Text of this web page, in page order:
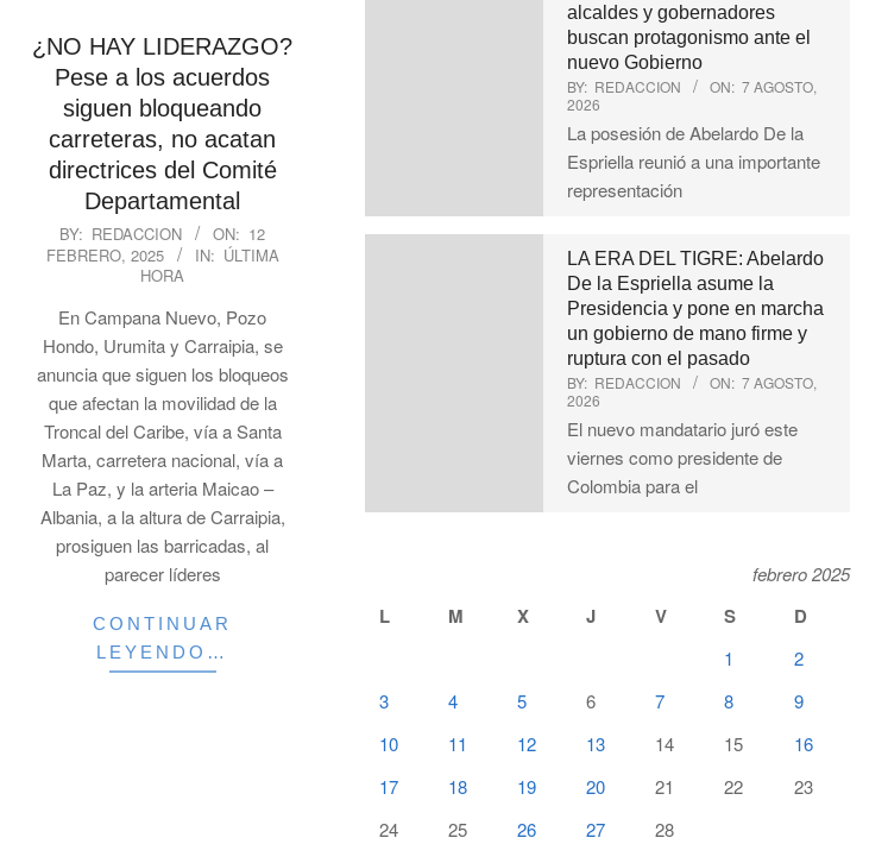
¿NO HAY LIDERAZGO?
Pese a los acuerdos
siguen bloqueando
carreteras, no acatan
directrices del Comité
Departamental
2025-
02-
BY: REDACCION ON: 12
FEBRERO, 2025
IN: ÚLTIMA
HORA
En Campana Nuevo, Pozo
Hondo, Urumita y Carraipia, se
anuncia que siguen los bloqueos
que afectan la movilidad de la
Troncal del Caribe, vía a Santa
Marta, carretera nacional, vía a
La Paz, y la arteria Maicao –
Albania, a la altura de Carraipia,
prosiguen las barricadas, al
parecer líderes
CONTINUAR
LEYENDO…
alcaldes y gobernadores
buscan protagonismo ante el
nuevo Gobierno
BY: REDACCION ON: 7 AGOSTO,
2026
La posesión de Abelardo De la
Espriella reunió a una importante
representación
LA ERA DEL TIGRE: Abelardo
De la Espriella asume la
Presidencia y pone en marcha
un gobierno de mano firme y
ruptura con el pasado
BY: REDACCION ON: 7 AGOSTO,
2026
El nuevo mandatario juró este
viernes como presidente de
Colombia para el
febrero 2025
L M X J V S D
1
2
3
4 5 6 7 8
9
10
11 12 13 14 15
16
17
18 19 20 21 22
23
24
25 26 27 28